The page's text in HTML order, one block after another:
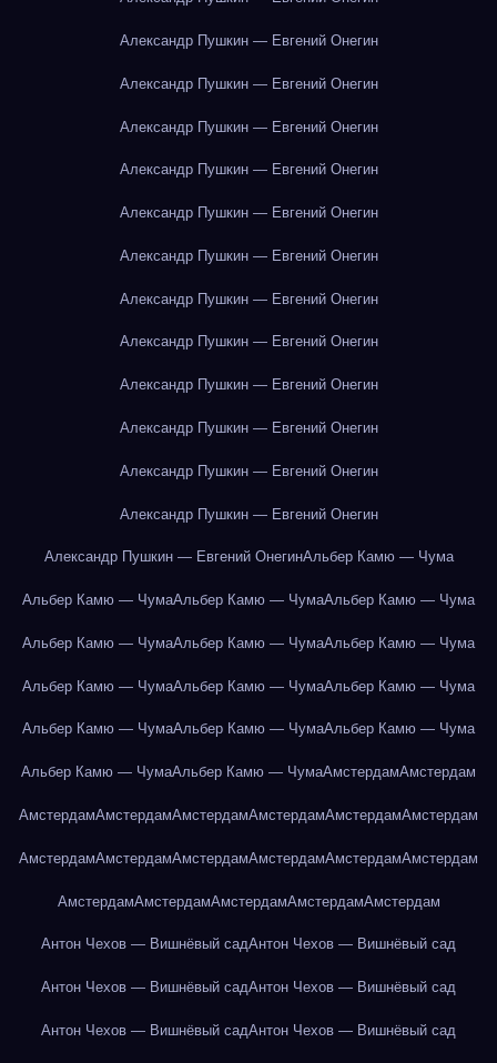
Александр Пушкин — Евгений Онегин
Александр Пушкин — Евгений Онегин
Александр Пушкин — Евгений Онегин
Александр Пушкин — Евгений Онегин
Александр Пушкин — Евгений Онегин
Александр Пушкин — Евгений Онегин
Александр Пушкин — Евгений Онегин
Александр Пушкин — Евгений Онегин
Александр Пушкин — Евгений Онегин
Александр Пушкин — Евгений Онегин
Александр Пушкин — Евгений Онегин
Александр Пушкин — Евгений Онегин
Александр Пушкин — Евгений ОнегинАльбер Камю — Чума
Альбер Камю — ЧумаАльбер Камю — ЧумаАльбер Камю — Чума
Альбер Камю — ЧумаАльбер Камю — ЧумаАльбер Камю — Чума
Альбер Камю — ЧумаАльбер Камю — ЧумаАльбер Камю — Чума
Альбер Камю — ЧумаАльбер Камю — ЧумаАльбер Камю — Чума
Альбер Камю — ЧумаАльбер Камю — ЧумаАмстердамАмстердам
АмстердамАмстердамАмстердамАмстердамАмстердамАмстердам
АмстердамАмстердамАмстердамАмстердамАмстердамАмстердам
АмстердамАмстердамАмстердамАмстердамАмстердам
Антон Чехов — Вишнёвый садАнтон Чехов — Вишнёвый сад
Антон Чехов — Вишнёвый садАнтон Чехов — Вишнёвый сад
Антон Чехов — Вишнёвый садАнтон Чехов — Вишнёвый сад